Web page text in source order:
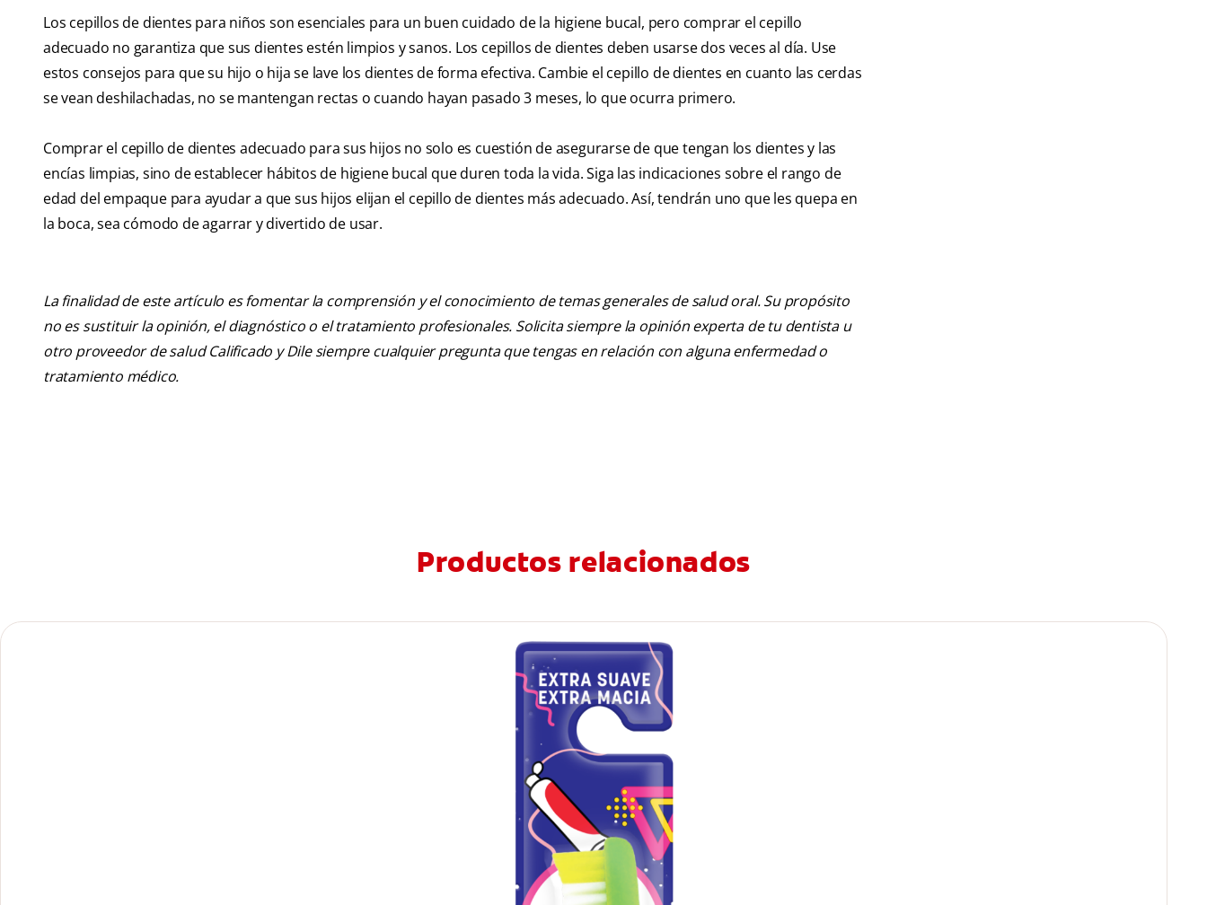
Los cepillos de dientes para niños son esenciales para un buen cuidado de la higiene bucal, pero comprar el cepillo
adecuado no garantiza que sus dientes estén limpios y sanos. Los cepillos de dientes deben usarse dos veces al día. Use
estos consejos para que su hijo o hija se lave los dientes de forma efectiva. Cambie el cepillo de dientes en cuanto las cerdas
se vean deshilachadas, no se mantengan rectas o cuando hayan pasado 3 meses, lo que ocurra primero.
Comprar el cepillo de dientes adecuado para sus hijos no solo es cuestión de asegurarse de que tengan los dientes y las
encías limpias, sino de establecer hábitos de higiene bucal que duren toda la vida. Siga las indicaciones sobre el rango de
edad del empaque para ayudar a que sus hijos elijan el cepillo de dientes más adecuado. Así, tendrán uno que les quepa en
la boca, sea cómodo de agarrar y divertido de usar.
La finalidad de este artículo es fomentar la comprensión y el conocimiento de temas generales de salud oral. Su propósito
no es sustituir la opinión, el diagnóstico o el tratamiento profesionales. Solicita siempre la opinión experta de tu dentista u
otro proveedor de salud Calificado y Dile siempre cualquier pregunta que tengas en relación con alguna enfermedad o
tratamiento médico.
Productos relacionados